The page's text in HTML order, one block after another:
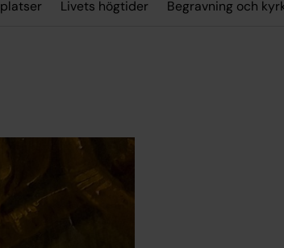
Livets högtider Begravning och